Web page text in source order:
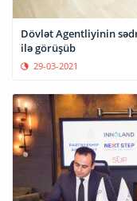
Dövlət Agentliyinin
ilə görüşüb
29-03-2021